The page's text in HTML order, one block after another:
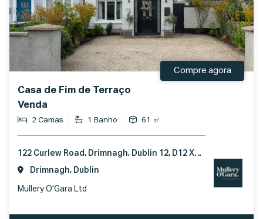
Casa de Fim de Terraço
Venda
2 Camas 1 Banho 61 ㎡
Compre agora
122 Curlew Road, Drimnagh, Dublin 12, D12 XT92
Drimnagh, Dublin
Mullery O'Gara Ltd